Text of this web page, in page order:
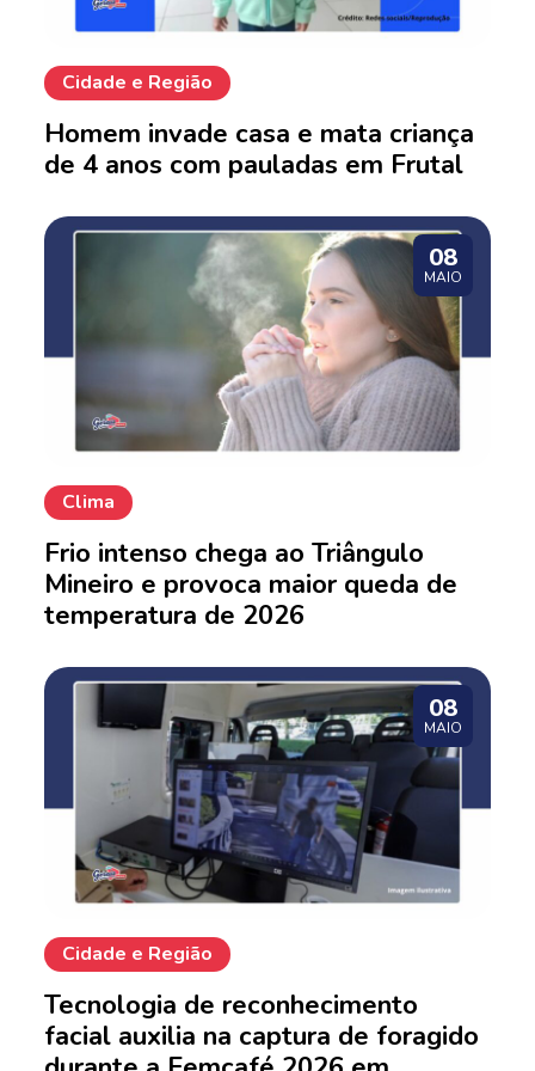
Cidade e Região
Homem invade casa e mata criança
de 4 anos com pauladas em Frutal
08
MAIO
Clima
Frio intenso chega ao Triângulo
Mineiro e provoca maior queda de
temperatura de 2026
08
MAIO
Cidade e Região
Tecnologia de reconhecimento
facial auxilia na captura de foragido